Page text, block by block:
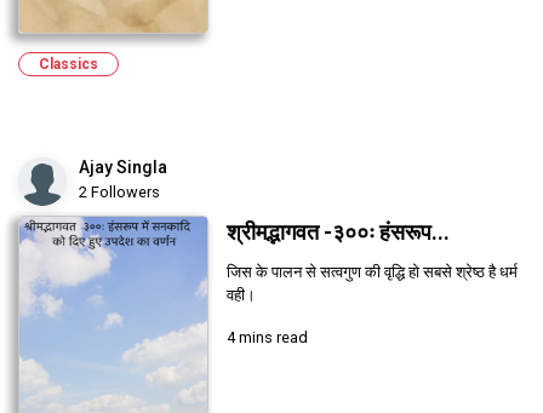
Classics
Ajay Singla
2 Followers
श्रीमद्भागवत -३००ः हंसरूप...
जिस के पालन से सत्वगुण की वृद्धि हो सबसे श्रेष्ठ है धर्म
वही।
4 mins read